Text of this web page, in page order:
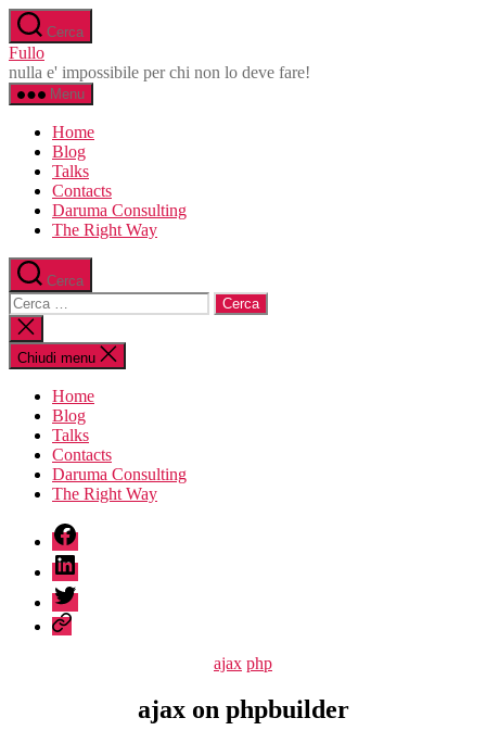
Salta
al
contenuto
Cerca
Fullo
nulla e' impossibile per chi non lo deve fare!
Menu
Home
Blog
Talks
Contacts
Daruma Consulting
The Right Way
Cerca
Cerca:
Chiudi
la
ricerca
Chiudi menu
Home
Blog
Talks
Contacts
Daruma Consulting
The Right Way
fb
linkedin
twitter
sessionize
Categorie
ajax php
ajax on phpbuilder